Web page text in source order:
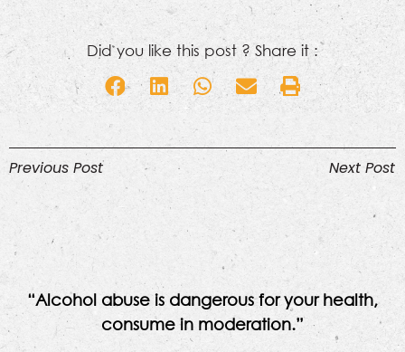
Did you like this post ? Share it :
Previous Post Next Post
“Alcohol abuse is dangerous for your health,
consume in moderation.”